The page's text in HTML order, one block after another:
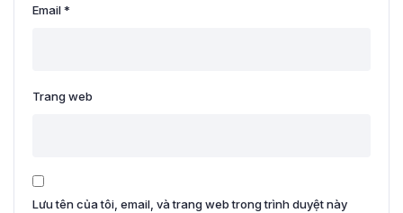
Email*
Trang web
Lưu tên của tôi, email, và trang web trong trình duyệt này